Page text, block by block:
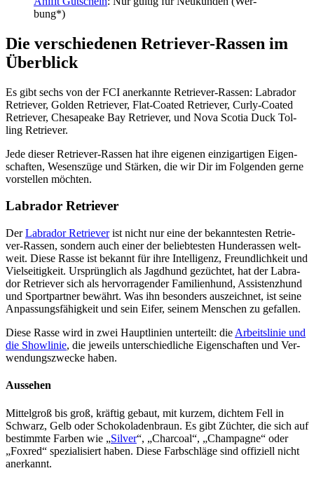
bung*)
Die ver­schie­de­nen Retrie­ver-Ras­sen im
Über­blick
Es gibt sechs von der FCI aner­kann­te Retrie­ver-Ras­sen: Labra­dor
Retrie­ver, Gol­den Retrie­ver, Flat-Coa­ted Retrie­ver, Cur­ly-Coa­ted
Retrie­ver, Che­s­apea­ke Bay Retrie­ver, und Nova Sco­tia Duck Tol­
ling Retrie­ver.
Jede die­ser Retrie­ver-Ras­sen hat ihre eige­nen ein­zig­ar­ti­gen Eigen­
schaf­ten, Wesens­zü­ge und Stär­ken, die wir Dir im Fol­gen­den ger­ne
vor­stel­len möch­ten.
Labra­dor Retrie­ver
DerLabra­dor Retrie­verist nicht nur eine der bekann­tes­ten Retrie­
ver-Ras­sen, son­dern auch einer der belieb­tes­ten Hun­de­ras­sen welt­
weit. Die­se Ras­se ist bekannt für ihre Intel­li­genz, Freund­lich­keit und
Viel­sei­tig­keit. Ursprüng­lich als Jagd­hund gezüch­tet, hat der Labra­
dor Retrie­ver sich als her­vor­ra­gen­der Fami­li­en­hund, Assis­tenz­hund
und Sport­part­ner bewährt. Was ihn beson­ders aus­zeich­net, ist sei­ne
Anpas­sungs­fä­hig­keit und sein Eifer, sei­nem Men­schen zu gefal­len.
Die­se Ras­se wird in zwei Haupt­li­ni­en unter­teilt: die Arbeits­li­nie und
die Show­li­nie, die jeweils unter­schied­li­che Eigen­schaf­ten und Ver­
wen­dungs­zwe­cke haben.
Aus­se­hen
Mit­tel­groß bis groß, kräf­tig gebaut, mit kur­zem, dich­tem Fell in
Schwarz, Gelb oder Scho­ko­la­den­braun. Es gibt Züch­ter, die sich auf
bestimm­te Far­ben wie „Sil­ver“, „Char­co­al“, „Cham­pa­gne“ oder
„Fox­red“ spe­zia­li­siert haben. Die­se Farb­schlä­ge sind offi­zi­ell nicht
aner­kannt.